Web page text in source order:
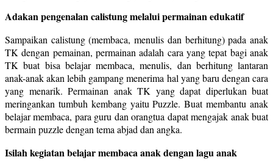
Adakan pengenalan calistung melalui permainan edukatif
Sampaikan calistung (membaca, menulis dan berhitung) pada anak
TK dengan pemainan, permainan adalah cara yang tepat bagi anak
TK buat bisa belajar membaca, menulis, dan berhitung lantaran
anak-anak akan lebih gampang menerima hal yang baru dengan cara
yang menarik. Permainan anak TK yang dapat diperlukan buat
meringankan tumbuh kembang yaitu Puzzle. Buat membantu anak
belajar membaca, para guru dan orangtua dapat mengajak anak buat
bermain puzzle dengan tema abjad dan angka.
Isilah kegiatan belajar membaca anak dengan lagu anak